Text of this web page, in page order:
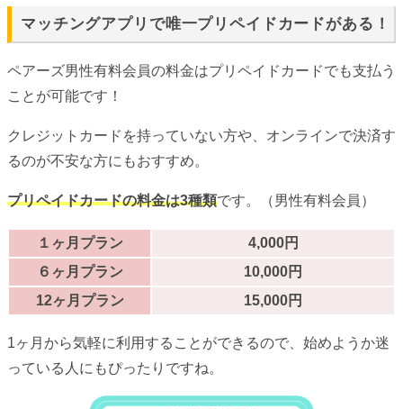
マッチングアプリで唯一プリペイドカードがある！
ペアーズ男性有料会員の料金はプリペイドカードでも支払う
ことが可能です！
クレジットカードを持っていない方や、オンラインで決済す
るのが不安な方にもおすすめ。
プリペイドカードの料金は3種類です。（男性有料会員）
１ヶ月プラン
4,000円
６ヶ月プラン
10,000円
12ヶ月プラン
15,000円
1ヶ月から気軽に利用することができるので、始めようか迷
っている人にもぴったりですね。